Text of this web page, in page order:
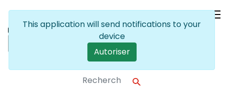
This application will send notifications to your
device
Autoriser